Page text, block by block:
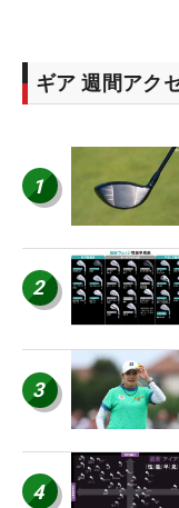
ギア 週間アク
1
2
3
4